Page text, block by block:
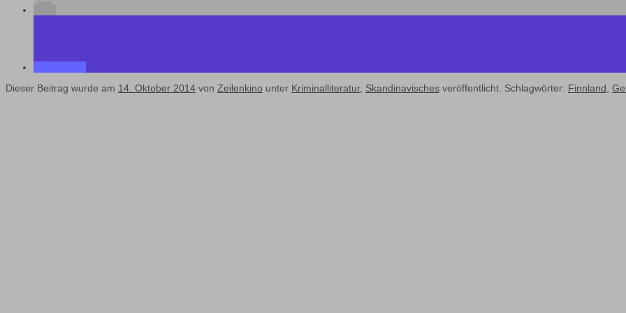
Dieser Beitrag wurde am 14. Oktober 2014 von Zeilenkino unter Kriminalliteratur, Skandinavisches veröffentlicht. Schlagwörter: Finnland,